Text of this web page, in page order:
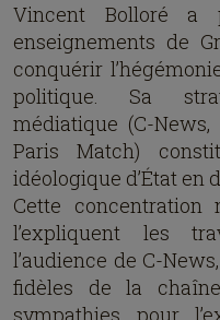
Vincent Bolloré a
enseignements de
conquérir
politique. Sa
médiatique (C-News,
Paris Match)
idéologique d’État en
Cette concentration
l’expliquent les
l’audience de C-
fidèles de la
sympathies pour